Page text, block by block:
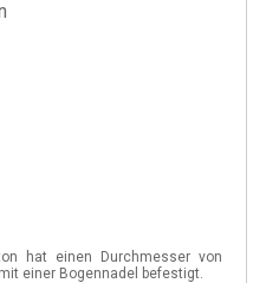
hat einen Durchmesser von
einer Bogennadel befestigt.